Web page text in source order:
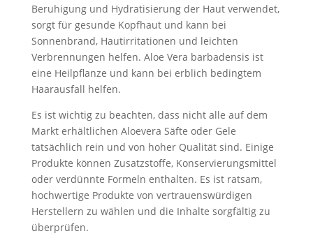
Beruhigung und Hydratisierung der Haut verwendet,
sorgt für gesunde Kopfhaut und kann bei
Sonnenbrand, Hautirritationen und leichten
Verbrennungen helfen. Aloe Vera barbadensis ist
eine Heilpflanze und kann bei erblich bedingtem
Haarausfall helfen.
Es ist wichtig zu beachten, dass nicht alle auf dem
Markt erhältlichen Aloevera Säfte oder Gele
tatsächlich rein und von hoher Qualität sind. Einige
Produkte können Zusatzstoffe, Konservierungsmittel
oder verdünnte Formeln enthalten. Es ist ratsam,
hochwertige Produkte von vertrauenswürdigen
Herstellern zu wählen und die Inhalte sorgfältig zu
überprüfen.